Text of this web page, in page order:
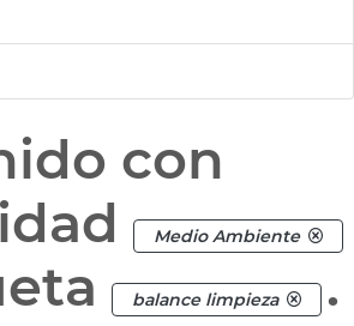
con
Medio Ambiente
balance limpieza .